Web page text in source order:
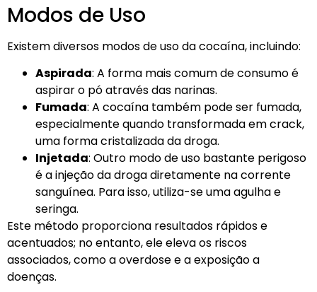
Modos de Uso
Existem diversos modos de uso da cocaína, incluindo:
Aspirada: A forma mais comum de consumo é
aspirar o pó através das narinas.
Fumada: A cocaína também pode ser fumada,
especialmente quando transformada em crack,
uma forma cristalizada da droga.
Injetada: Outro modo de uso bastante perigoso
é a injeção da droga diretamente na corrente
sanguínea. Para isso, utiliza-se uma agulha e
seringa.
Este método proporciona resultados rápidos e
acentuados; no entanto, ele eleva os riscos
associados, como a overdose e a exposição a
doenças.